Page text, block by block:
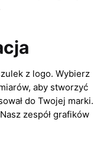
z logo. Wybierz
aby stworzyć
do Twojej marki.
zespół grafików